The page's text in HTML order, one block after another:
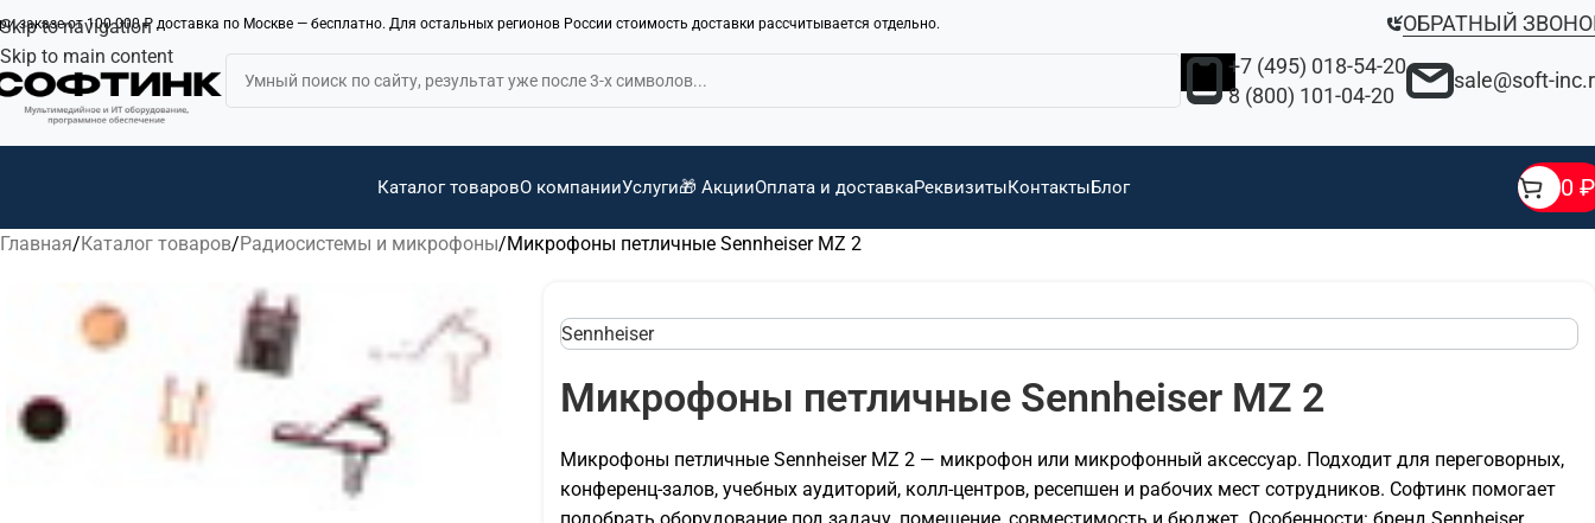
Skip to navigation
Skip to main content
заказе от 100 000 ₽ доставка по Москве — бесплатно. Для остальных регионов России стоимость доставки рассчитывается отдельно.
ОБРАТНЫЙ
+7 (495) 018-54-20
8 (800) 101-04-20
sale@soft-
Каталог товаровО компанииУслуги🎁 АкцииОплата и доставкаРеквизитыКонтактыБлог 0 ₽
Главная Каталог товаров Радиосистемы и микрофоны Микрофоны петличные Sennheiser MZ 2
Sennheiser
Микрофоны петличные Sennheiser MZ 2
Микрофоны петличные Sennheiser MZ 2 — микрофон или микрофонный аксессуар. Подходит для переговорных,
конференц-залов, учебных аудиторий, колл-центров, ресепшен и рабочих мест сотрудников. Софтинк помогает